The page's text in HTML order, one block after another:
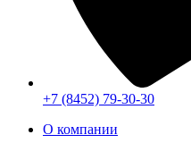
+7 (8452) 79-30-30
О компании